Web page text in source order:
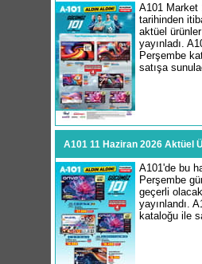
A101 Market
tarihinden
aktüel
yayınladı.
Perşembe
satışa
A101 11 Haziran 2026 Aktüel
A101'de bu
Perşembe
geçerli
yayınlandı.
kataloğu ile